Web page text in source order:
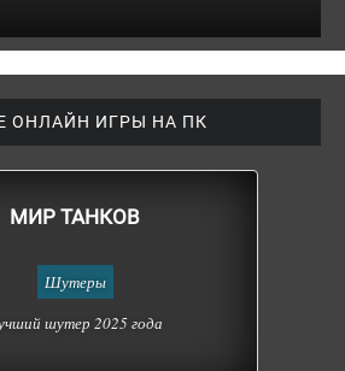
ОНЛАЙН ИГРЫ НА ПК
МИР ТАНКОВ
Шутеры
шутер 2025 года